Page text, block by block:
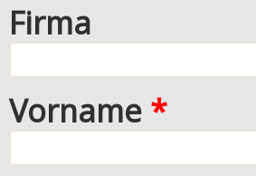
Firma
Vorname *